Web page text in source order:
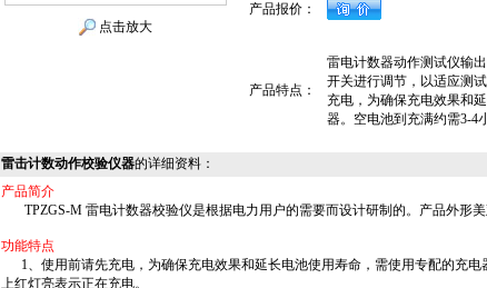
点击放大
产品报价：
产品特点：
雷电计数器动作测试仪输
开关进行调节，以适应测
充电，为确保充电效果和
器。空电池到充满约需3-4
雷击计数动作校验仪器的详细资料：
产品简介
TPZGS-M 雷电计数器校验仪是根据电力用户的需要而设计研制的。产品外形美
功能特点
1、使用前请先充电，为确保充电效果和延长电池使用寿命，需使用专配的充电
上红灯亮表示正在充电。